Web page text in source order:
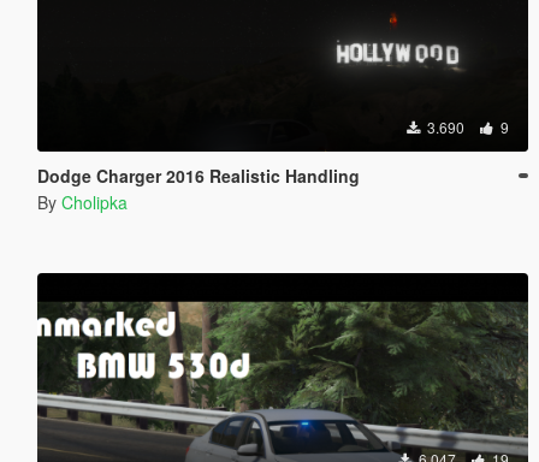
3.690 9
Dodge Charger 2016 Realistic Handling
By Cholipka